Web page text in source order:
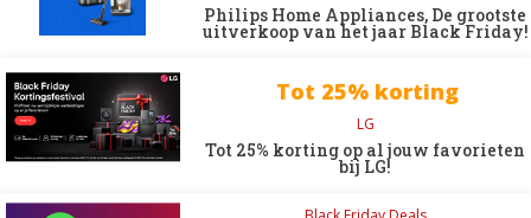
Philips Home Appliances, De grootste
uitverkoop van het jaar Black Friday!
Tot 25% korting
LG
Tot 25% korting op al jouw favorieten
bij LG!